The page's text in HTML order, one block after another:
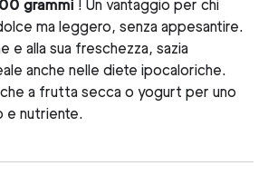
grammi ! Un vantaggio per chi
ma leggero, senza appesantire.
e alla sua freschezza, sazia
anche nelle diete ipocaloriche.
a frutta secca o yogurt per uno
e nutriente.